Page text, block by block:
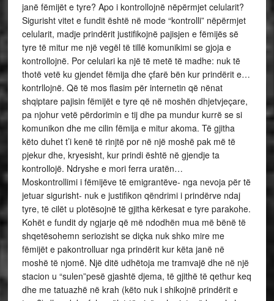
janë fëmijët e tyre? Apo i kontrollojnë nëpërmjet celularit?
Sigurisht vitet e fundit është në mode “kontrolli” nëpërmjet
celularit, madje prindërit justifikojnë pajisjen e fëmijës së
tyre të mitur me një vegël të tillë komunikimi se gjoja e
kontrollojnë. Por celulari ka një të metë të madhe: nuk të
thotë vetë ku gjendet fëmija dhe çfarë bën kur prindërit e…
kontrllojnë. Që të mos flasim për internetin që nënat
shqiptare pajisin fëmijët e tyre që në moshën dhjetvjeçare,
pa njohur vetë përdorimin e tij dhe pa mundur kurrë se si
komunikon dhe me cilin fëmija e mitur akoma. Të gjitha
këto duhet t’i kenë të rinjtë por në një moshë pak më të
pjekur dhe, kryesisht, kur prindi është në gjendje ta
kontrollojë. Ndryshe e mori ferra uratën…
Moskontrollimi i fëmijëve të emigrantëve- nga nevoja për të
jetuar sigurisht- nuk e justifikon qëndrimi i prindërve ndaj
tyre, të cilët u plotësojnë të gjitha kërkesat e tyre parakohe.
Kohët e fundit dy ngjarje që më ndodhën mua më bënë të
shqetësohemn seriozisht se diçka nuk shko mire me
fëmijët e pakontrolluar nga prindërit kur këta janë në
moshë të njomë. Një ditë udhëtoja me tramvajë dhe në një
stacion u “sulen”pesë gjashtë djema, të gjithë të qethur keq
dhe me tatuazhë në krah (këto nuk i shikojnë prindërit e